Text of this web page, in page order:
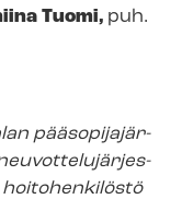
Tuomi, puh.
pää­so­pi­ja­jär­
hoitohenkilöstö